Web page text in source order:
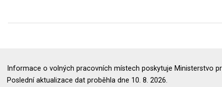
Informace o volných pracovních místech poskytuje Ministerstvo
Poslední aktualizace dat proběhla dne 10. 8. 2026.